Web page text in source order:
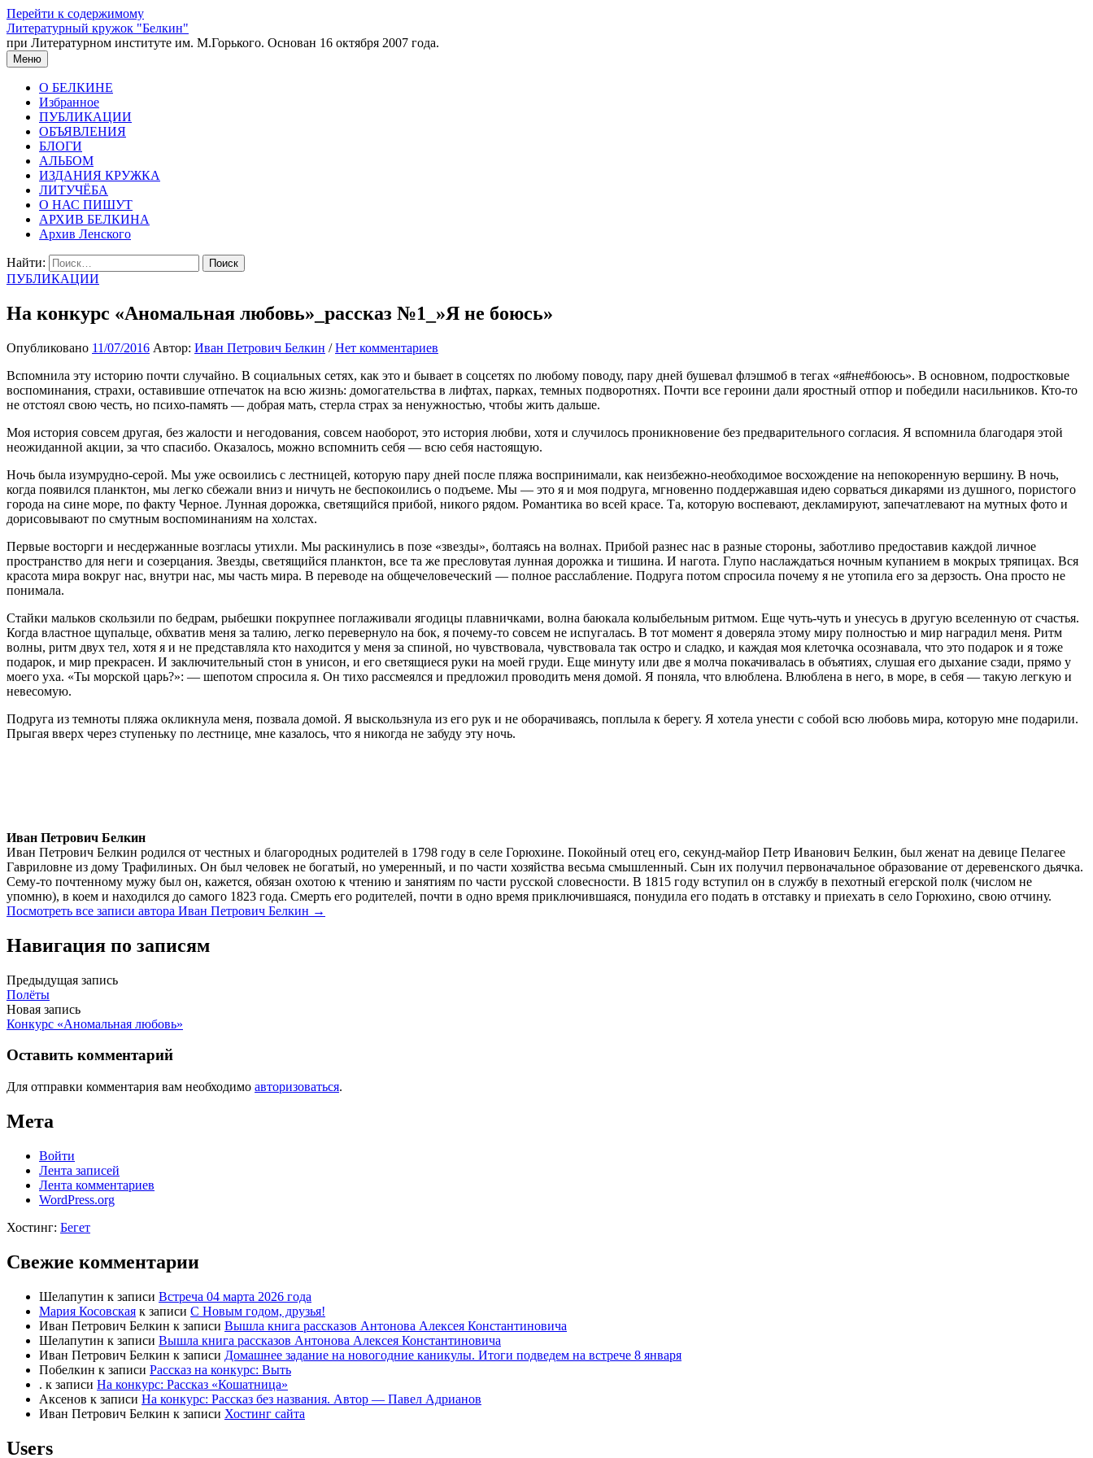
Перейти к содержимому
Литературный кружок "Белкин"
при Литературном институте им. М.Горького. Основан 16 октября 2007 года.
Меню
О БЕЛКИНЕ
Избранное
ПУБЛИКАЦИИ
ОБЪЯВЛЕНИЯ
БЛОГИ
АЛЬБОМ
ИЗДАНИЯ КРУЖКА
ЛИТУЧЁБА
О НАС ПИШУТ
АРХИВ БЕЛКИНА
Архив Ленского
Найти:
ПУБЛИКАЦИИ
На конкурс «Аномальная любовь»_рассказ №1_»Я не боюсь»
Опубликовано 11/07/2016 Автор: Иван Петрович Белкин /Нет комментариев
Вспомнила эту историю почти случайно. В социальных сетях, как это и бывает в соцсетях по любому поводу, пару дней бушевал флэшмоб в тегах «я#не#боюсь». В основном, подростковые
воспоминания, страхи, оставившие отпечаток на всю жизнь: домогательства в лифтах, парках, темных подворотнях. Почти все героини дали яростный отпор и победили насильников. Кто-то
не отстоял свою честь, но психо-память — добрая мать, стерла страх за ненужностью, чтобы жить дальше.
Моя история совсем другая, без жалости и негодования, совсем наоборот, это история любви, хотя и случилось проникновение без предварительного согласия. Я вспомнила благодаря этой
неожиданной акции, за что спасибо. Оказалось, можно вспомнить себя — всю себя настоящую.
Ночь была изумрудно-серой. Мы уже освоились с лестницей, которую пару дней после пляжа воспринимали, как неизбежно-необходимое восхождение на непокоренную вершину. В ночь,
когда появился планктон, мы легко сбежали вниз и ничуть не беспокоились о подъеме. Мы — это я и моя подруга, мгновенно поддержавшая идею сорваться дикарями из душного, пористого
города на сине море, по факту Черное. Лунная дорожка, светящийся прибой, никого рядом. Романтика во всей красе. Та, которую воспевают, декламируют, запечатлевают на мутных фото и
дорисовывают по смутным воспоминаниям на холстах.
Первые восторги и несдержанные возгласы утихли. Мы раскинулись в позе «звезды», болтаясь на волнах. Прибой разнес нас в разные стороны, заботливо предоставив каждой личное
пространство для неги и созерцания. Звезды, светящийся планктон, все та же пресловутая лунная дорожка и тишина. И нагота. Глупо наслаждаться ночным купанием в мокрых тряпицах. Вся
красота мира вокруг нас, внутри нас, мы часть мира. В переводе на общечеловеческий — полное расслабление. Подруга потом спросила почему я не утопила его за дерзость. Она просто не
понимала.
Стайки мальков скользили по бедрам, рыбешки покрупнее поглаживали ягодицы плавничками, волна баюкала колыбельным ритмом. Еще чуть-чуть и унесусь в другую вселенную от счастья.
Когда властное щупальце, обхватив меня за талию, легко перевернуло на бок, я почему-то совсем не испугалась. В тот момент я доверяла этому миру полностью и мир наградил меня. Ритм
волны, ритм двух тел, хотя я и не представляла кто находится у меня за спиной, но чувствовала, чувствовала так остро и сладко, и каждая моя клеточка осознавала, что это подарок и я тоже
подарок, и мир прекрасен. И заключительный стон в унисон, и его светящиеся руки на моей груди. Еще минуту или две я молча покачивалась в объятиях, слушая его дыхание сзади, прямо у
моего уха. «Ты морской царь?»: — шепотом спросила я. Он тихо рассмеялся и предложил проводить меня домой. Я поняла, что влюблена. Влюблена в него, в море, в себя — такую легкую и
невесомую.
Подруга из темноты пляжа окликнула меня, позвала домой. Я выскользнула из его рук и не оборачиваясь, поплыла к берегу. Я хотела унести с собой всю любовь мира, которую мне подарили.
Прыгая вверх через ступеньку по лестнице, мне казалось, что я никогда не забуду эту ночь.
Иван Петрович Белкин
Иван Петрович Белкин родился от честных и благородных родителей в 1798 году в селе Горюхине. Покойный отец его, секунд-майор Петр Иванович Белкин, был женат на девице Пелагее
Гавриловне из дому Трафилиных. Он был человек не богатый, но умеренный, и по части хозяйства весьма смышленный. Сын их получил первоначальное образование от деревенского дьячка.
Сему-то почтенному мужу был он, кажется, обязан охотою к чтению и занятиям по части русской словесности. В 1815 году вступил он в службу в пехотный егерской полк (числом не
упомню), в коем и находился до самого 1823 года. Смерть его родителей, почти в одно время приключившаяся, понудила его подать в отставку и приехать в село Горюхино, свою отчину.
Посмотреть все записи автора Иван Петрович Белкин →
Навигация по записям
Предыдущая запись
Полёты
Новая запись
Конкурс «Аномальная любовь»
Оставить комментарий
Для отправки комментария вам необходимо авторизоваться.
Мета
Войти
Лента записей
Лента комментариев
WordPress.org
Хостинг: Бегет
Свежие комментарии
Шелапутин к записи Встреча 04 марта 2026 года
Мария Косовская к записи С Новым годом, друзья!
Иван Петрович Белкин к записи Вышла книга рассказов Антонова Алексея Константиновича
Шелапутин к записи Вышла книга рассказов Антонова Алексея Константиновича
Иван Петрович Белкин к записи Домашнее задание на новогодние каникулы. Итоги подведем на встрече 8 января
Побелкин к записи Рассказ на конкурс: Выть
. к записи На конкурс: Рассказ «Кошатница»
Аксенов к записи На конкурс: Рассказ без названия. Автор — Павел Адрианов
Иван Петрович Белкин к записи Хостинг сайта
Users